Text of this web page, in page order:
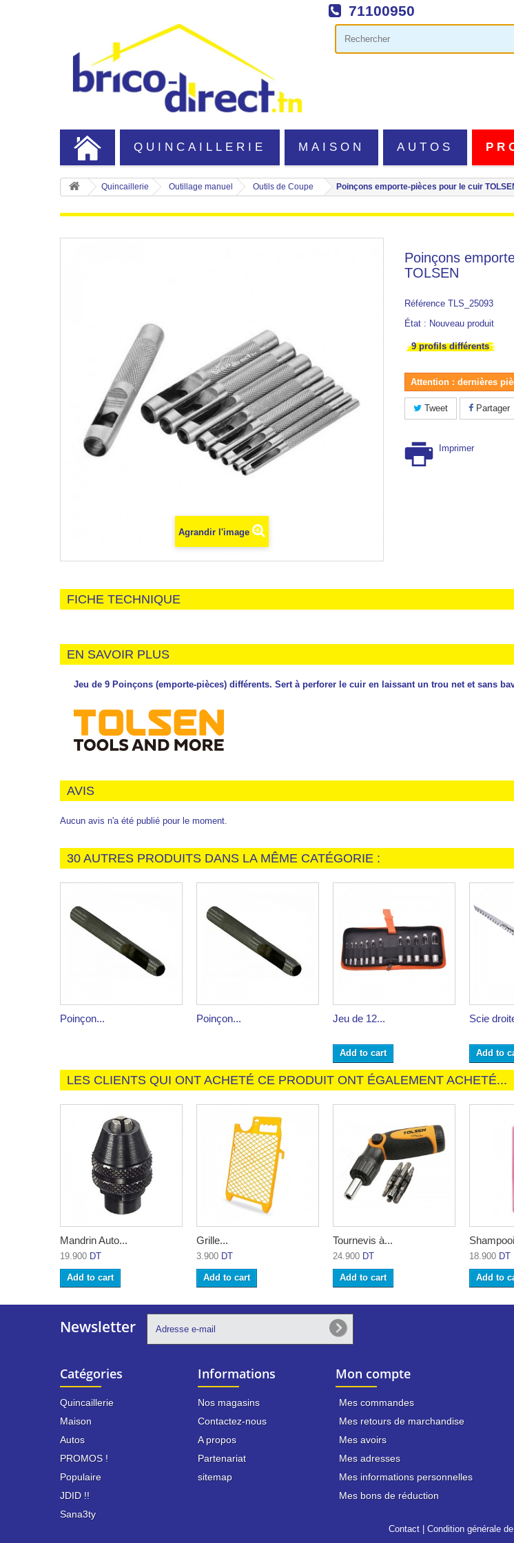
71100950
QUINCAILLERIE MAISON AUTOS
Quincaillerie Outillage manuel Outils de Coupe Poinçons emporte-pièces pour le cuir
Agrandir l'image
Poinçons
TOLSEN
Référence TLS_25093
État : Nouveau produit
9 profils différents
Attention : dernières
Tweet Partager
Imprimer
FICHE TECHNIQUE
EN SAVOIR PLUS
Jeu de 9 Poinçons (emporte-pièces) différents. Sert à perforer le cuir en laissant un trou net et sans
AVIS
Aucun avis n'a été publié pour le moment.
30 AUTRES PRODUITS DANS LA MÊME CATÉGORIE :
Poinçon... Poinçon... Jeu de 12...
Add to cart
Scie
Add to
LES CLIENTS QUI ONT ACHETÉ CE PRODUIT ONT ÉGALEMENT ACHETÉ...
Mandrin Auto...
19.900 DT
Add to cart
Grille...
3.900 DT
Add to cart
Tournevis à...
24.900 DT
Add to cart
18.900 DT
Add to
Newsletter
Catégories
Quincaillerie
Maison
Autos
PROMOS !
Populaire
JDID !!
Sana3ty
Informations
Nos magasins
Contactez-nous
A propos
Partenariat
sitemap
Contact| Condition générale
Mon compte
Mes commandes
Mes retours de marchandise
Mes avoirs
Mes adresses
Mes informations personnelles
Mes bons de réduction